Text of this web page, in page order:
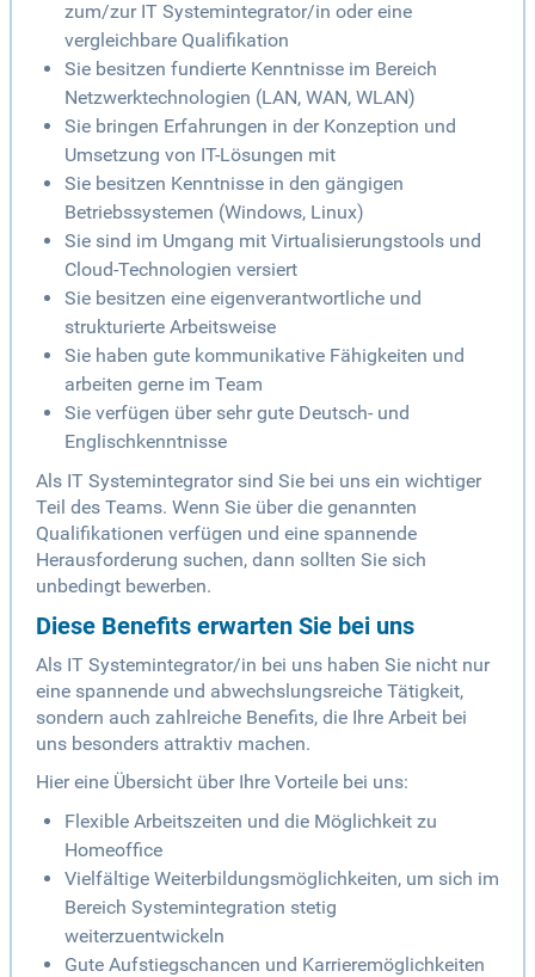
zum/zur IT Systemintegrator/in oder eine
vergleichbare Qualifikation
Sie besitzen fundierte Kenntnisse im Bereich
Netzwerktechnologien (LAN, WAN, WLAN)
Sie bringen Erfahrungen in der Konzeption und
Umsetzung von IT-Lösungen mit
Sie besitzen Kenntnisse in den gängigen
Betriebssystemen (Windows, Linux)
Sie sind im Umgang mit Virtualisierungstools und
Cloud-Technologien versiert
Sie besitzen eine eigenverantwortliche und
strukturierte Arbeitsweise
Sie haben gute kommunikative Fähigkeiten und
arbeiten gerne im Team
Sie verfügen über sehr gute Deutsch- und
Englischkenntnisse
Als IT Systemintegrator sind Sie bei uns ein wichtiger
Teil des Teams. Wenn Sie über die genannten
Qualifikationen verfügen und eine spannende
Herausforderung suchen, dann sollten Sie sich
unbedingt bewerben.
Diese Benefits erwarten Sie bei uns
Als IT Systemintegrator/in bei uns haben Sie nicht nur
eine spannende und abwechslungsreiche Tätigkeit,
sondern auch zahlreiche Benefits, die Ihre Arbeit bei
uns besonders attraktiv machen.
Hier eine Übersicht über Ihre Vorteile bei uns:
Flexible Arbeitszeiten und die Möglichkeit zu
Homeoffice
Vielfältige Weiterbildungsmöglichkeiten, um sich im
Bereich Systemintegration stetig
weiterzuentwickeln
Gute Aufstiegschancen und Karrieremöglichkeiten